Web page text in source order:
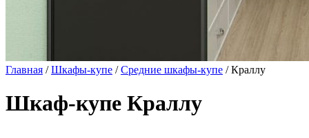
Главная /Шкафы-купе /Средние шкафы-купе / Краллу
Шкаф-купе Краллу